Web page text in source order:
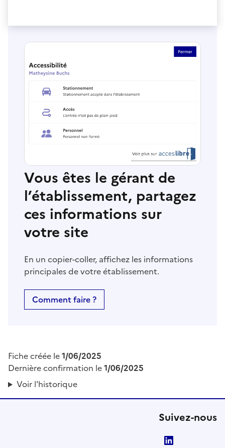
Vous êtes le gérant de
l’établissement, partagez
ces informations sur
votre site
En un copier-coller, affichez les informations
principales de votre établissement.
Comment faire ?
Fiche créée le1/06/2025
Dernière confirmation le1/06/2025
Voir l'historique
Suivez-nous